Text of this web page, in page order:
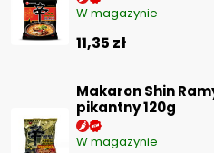
W magazynie
11,35 zł
Makaron Shin
pikantny 120g
W magazynie